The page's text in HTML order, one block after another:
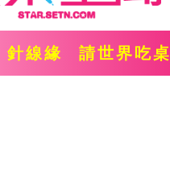
針線緣 請世界吃桌